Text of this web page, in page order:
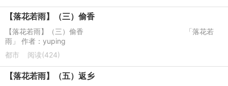
【落花若雨】（三）偷香
【落花若雨】（三）偷香 「落花若
雨」 作者：yuping
都市
阅读(424)
【落花若雨】（五）返乡